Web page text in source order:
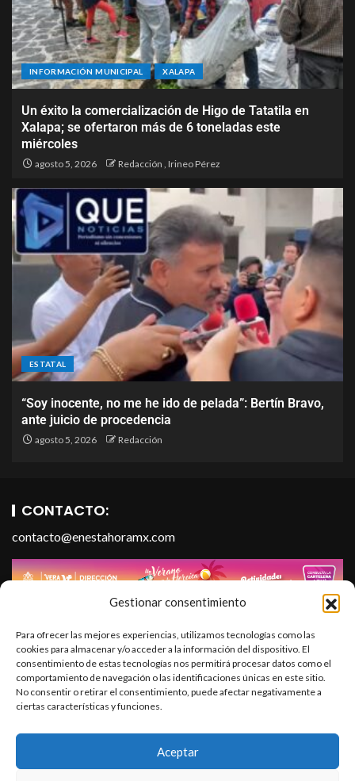
Gestionar consentimiento
Para ofrecer las mejores experiencias, utilizamos tecnologías como las
cookies para almacenar y/o acceder a la información del dispositivo. El
consentimiento de estas tecnologías nos permitirá procesar datos como el
comportamiento de navegación o las identificaciones únicas en este sitio.
No consentir o retirar el consentimiento, puede afectar negativamente a
ciertas características y funciones.
Aceptar
INFORMACIÓN MUNICIPAL XALAPA
Un éxito la comercialización de Higo de Tatatila en
Xalapa; se ofertaron más de 6 toneladas este
miércoles
agosto 5, 2026 Redacción , Irineo Pérez
ESTATAL
“Soy inocente, no me he ido de pelada”: Bertín Bravo,
ante juicio de procedencia
agosto 5, 2026 Redacción
CONTACTO:
contacto@enestahoramx.com
SOBRE NOSOTROS
En Esta Hora Media es un portal informativo que forma parte
de En Esta Hora Infopublicidad, S.A. de C.V. Todos los